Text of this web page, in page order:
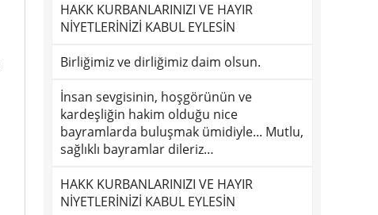
HAKK KURBANLARINIZI VE HAYIR
NİYETLERİNİZİ KABUL EYLESİN
Birliğimiz ve dirliğimiz daim olsun.
İnsan sevgisinin, hoşgörünün ve
kardeşliğin hakim olduğu nice
bayramlarda buluşmak ümidiyle... Mutlu,
sağlıklı bayramlar dileriz…
HAKK KURBANLARINIZI VE HAYIR
NİYETLERİNİZİ KABUL EYLESİN